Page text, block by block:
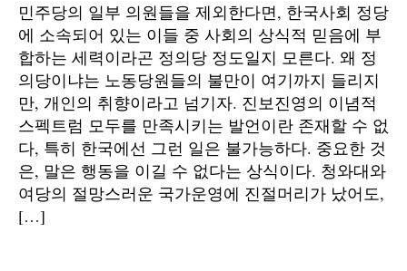
민주당의 일부 의원들을 제외한다면, 한국사회 정당
에 소속되어 있는 이들 중 사회의 상식적 믿음에 부
합하는 세력이라곤 정의당 정도일지 모른다. 왜 정
의당이냐는 노동당원들의 불만이 여기까지 들리지
만, 개인의 취향이라고 넘기자. 진보진영의 이념적
스펙트럼 모두를 만족시키는 발언이란 존재할 수 없
다, 특히 한국에선 그런 일은 불가능하다. 중요한 것
은, 말은 행동을 이길 수 없다는 상식이다. 청와대와
여당의 절망스러운 국가운영에 진절머리가 났어도,
[…]